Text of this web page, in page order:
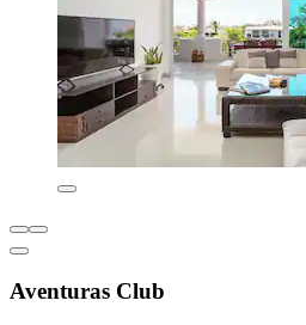
Aventuras Club